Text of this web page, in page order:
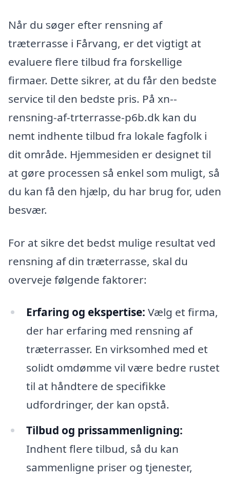
Når du søger efter rensning af
træterrasse i Fårvang, er det vigtigt at
evaluere flere tilbud fra forskellige
firmaer. Dette sikrer, at du får den bedste
service til den bedste pris. På xn--
rensning-af-trterrasse-p6b.dk kan du
nemt indhente tilbud fra lokale fagfolk i
dit område. Hjemmesiden er designet til
at gøre processen så enkel som muligt, så
du kan få den hjælp, du har brug for, uden
besvær.
For at sikre det bedst mulige resultat ved
rensning af din træterrasse, skal du
overveje følgende faktorer:
Erfaring og ekspertise: Vælg et firma,
der har erfaring med rensning af
træterrasser. En virksomhed med et
solidt omdømme vil være bedre rustet
til at håndtere de specifikke
udfordringer, der kan opstå.
Tilbud og prissammenligning:
Indhent flere tilbud, så du kan
sammenligne priser og tjenester,